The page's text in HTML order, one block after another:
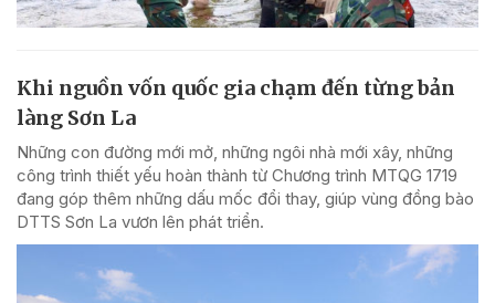
Khi nguồn vốn quốc gia chạm đến từng bản
làng Sơn La
Những con đường mới mở, những ngôi nhà mới xây, những
công trình thiết yếu hoàn thành từ Chương trình MTQG 1719
đang góp thêm những dấu mốc đổi thay, giúp vùng đồng bào
DTTS Sơn La vươn lên phát triển.